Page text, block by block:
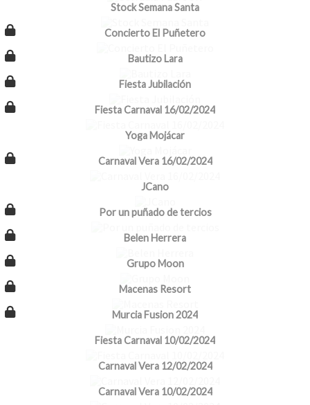
Stock Semana Santa
Concierto El Puñetero
Bautizo Lara
Fiesta Jubilación
Fiesta Carnaval 16/02/2024
Yoga Mojácar
Carnaval Vera 16/02/2024
JCano
Por un puñado de tercios
Belen Herrera
Grupo Moon
Macenas Resort
Murcia Fusion 2024
Fiesta Carnaval 10/02/2024
Carnaval Vera 12/02/2024
Carnaval Vera 10/02/2024